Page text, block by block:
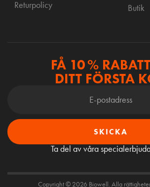
Returpolicy
Butik
FÅ 10 %
DITT FÖRSTA
SKICKA
Ta del av våra
Copyright © 2026 Biowell. Alla